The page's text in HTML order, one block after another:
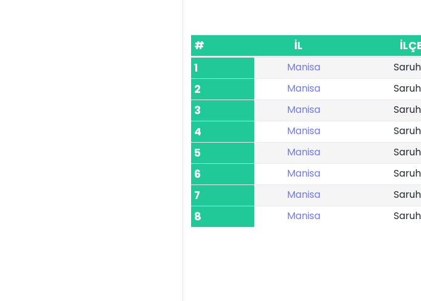
# İL
1
Manisa
2 Manisa
3 Manisa
4 Manisa
5 Manisa
6 Manisa
7 Manisa
8 Manisa